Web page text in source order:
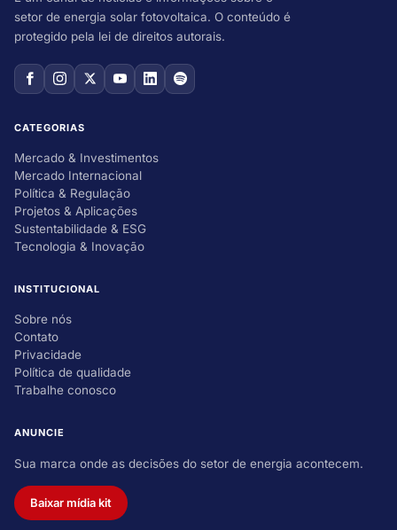
setor de energia solar fotovoltaica. O conteúdo é
protegido pela lei de direitos autorais.
CATEGORIAS
Mercado & Investimentos
Mercado Internacional
Política & Regulação
Projetos & Aplicações
Sustentabilidade & ESG
Tecnologia & Inovação
INSTITUCIONAL
Sobre nós
Contato
Privacidade
Política de qualidade
Trabalhe conosco
ANUNCIE
Sua marca onde as decisões do setor de energia acontecem.
Baixar mídia kit